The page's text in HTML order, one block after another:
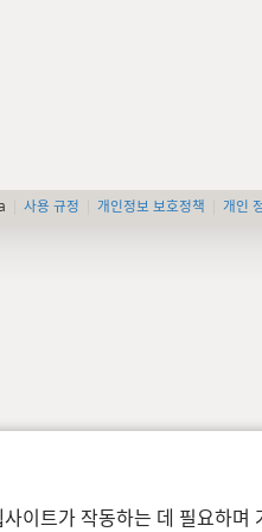
이트가 작동하는 데 필요하
사용 규정 개인정보 보호정책 개인